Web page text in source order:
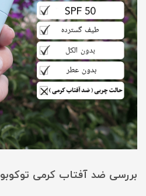
بررسی ضد آفتاب کرمی توکوبو